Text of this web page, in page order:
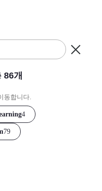
86개
동합니다.
4
79